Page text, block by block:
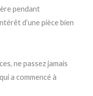
pendant
d’une pièce bien
ne passez jamais
a commencé à